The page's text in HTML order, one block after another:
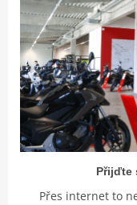
Přijďte
Přes internet to